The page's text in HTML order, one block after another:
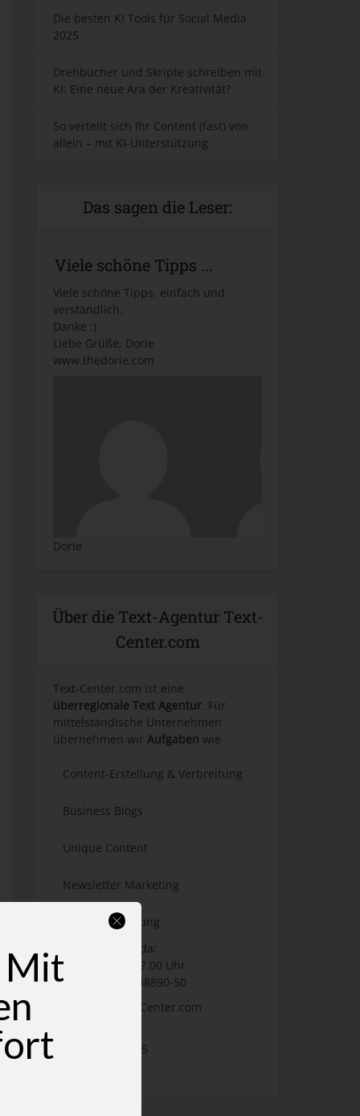
Die besten KI Tools für Social Media
2025
Drehbücher und Skripte schreiben mit
KI: Eine neue Ära der Kreativität?
So verteilt sich Ihr Content (fast) von
allein – mit KI-Unterstützung
Das sagen die Leser:
Viele schöne Tipps ...
Viele schöne Tipps, einfach und
verständlich.
Danke :)
Liebe Grüße, Dorie
www.thedorie.com
Dorie
Über die Text-Agentur Text-
Center.com
Text-Center.com ist eine
überregionale Text Agentur. Für
mittelständische Unternehmen
übernehmen wir Aufgaben wie
Content-Erstellung & Verbreitung
Business Blogs
Unique Content
Newsletter Marketing
Lead Generierung
Wir sind für Sie da:
Mo – Fr. 8:30 – 17.00 Uhr
Tel.: +49 (0)711-48890-50
Web: www.Text-Center.com
Breitscheidstr. 65
Mit